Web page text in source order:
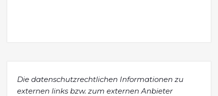
Die datenschutzrechtlichen Informationen zu
externen links bzw. zum externen Anbieter